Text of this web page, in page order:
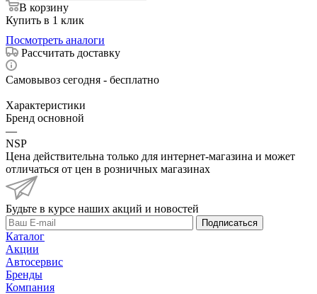
В корзину
Купить в 1 клик
Посмотреть аналоги
Рассчитать доставку
Самовывоз сегодня - бесплатно
Характеристики
Бренд основной
—
NSP
Цена действительна только для интернет-магазина и может
отличаться от цен в розничных магазинах
Будьте в курсе наших акций и новостей
Подписаться
Каталог
Акции
Автосервис
Бренды
Компания